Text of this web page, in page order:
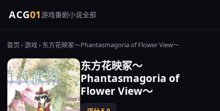
ACG01游戏番剧小说全部
首页 ›游戏› 东方花映冢～Phantasmagoria of Flower View～
东方花映冢～
Phantasmagoria of
Flower View～